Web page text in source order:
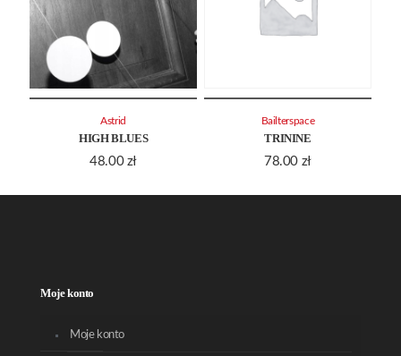
HIGH BLUES
48.00 zł
Astrid
TRININE
78.00 zł
Bailterspace
Moje konto
Moje konto